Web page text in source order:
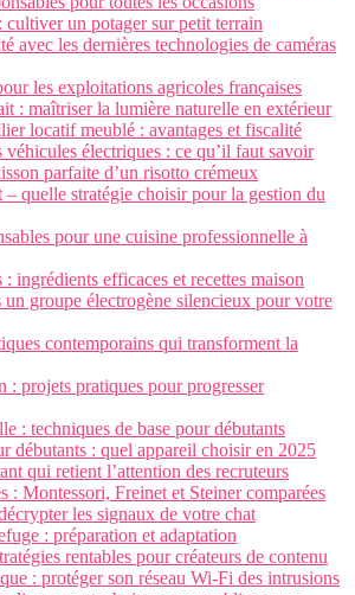
cultiver un potager sur petit terrain
avec les dernières technologies de caméras
les exploitations agricoles françaises
: maîtriser la lumière naturelle en extérieur
locatif meublé : avantages et fiscalité
électriques : ce qu’il faut savoir
parfaite d’un risotto crémeux
quelle stratégie choisir pour la gestion du
pour une cuisine professionnelle à
ingrédients efficaces et recettes maison
groupe électrogène silencieux pour votre
contemporains qui transforment la
: projets pratiques pour progresser
: techniques de base pour débutants
débutants : quel appareil choisir en 2025
qui retient l’attention des recruteurs
: Montessori, Freinet et Steiner comparées
les signaux de votre chat
: préparation et adaptation
rentables pour créateurs de contenu
: protéger son réseau Wi-Fi des intrusions